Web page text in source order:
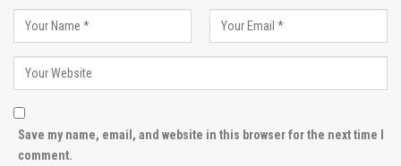
Save my name, email, and website in this browser for the next time I
comment.